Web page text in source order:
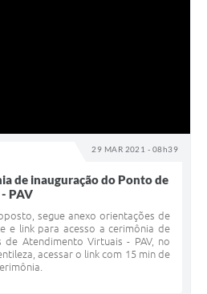
29 MAR 2021 - 08h39
de inauguração do Ponto de
PAV
segue anexo orientações de
e link para acesso a cerimônia de
de Atendimento Virtuais - PAV, no
acessar o link com 15 min de